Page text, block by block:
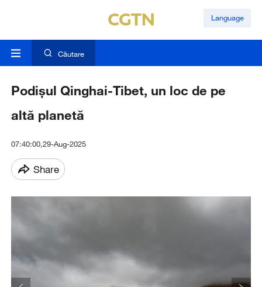
Language
Căutare
Podișul Qinghai-Tibet, un loc de pe
altă planetă
07:40:00,29-Aug-2025
Share